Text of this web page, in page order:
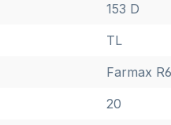
153 D
TL
Farmax
20